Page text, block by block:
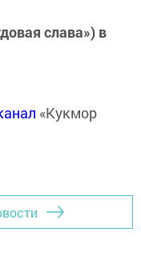
слава») в
«Кукмор